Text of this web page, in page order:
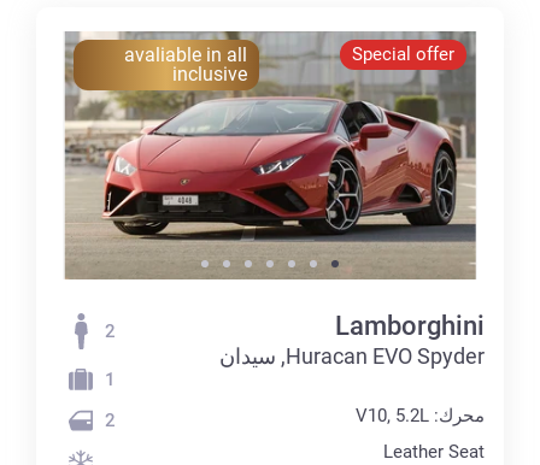
Special offer
avaliable in all
inclusive
Lamborghini
Huracan EVO Spyder, سيدان
محرك: V10, 5.2L
Leather Seat
2
1
2